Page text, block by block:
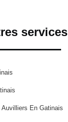
services
En Gatinais